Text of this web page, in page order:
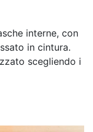
interne, con
in cintura.
scegliendo i